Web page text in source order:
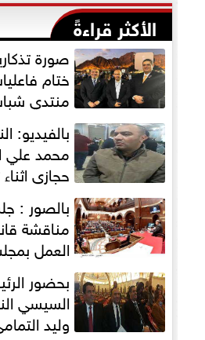
الأكثر قراءةً
صورة
ختام
منتدي
”التمامي... بالفيديو:
محمد علي
حجازي
للكشف علي... بالصور :
مناقشة
العمل
المستشار عبد الوهاب...
بحضور
السيسي
وليد